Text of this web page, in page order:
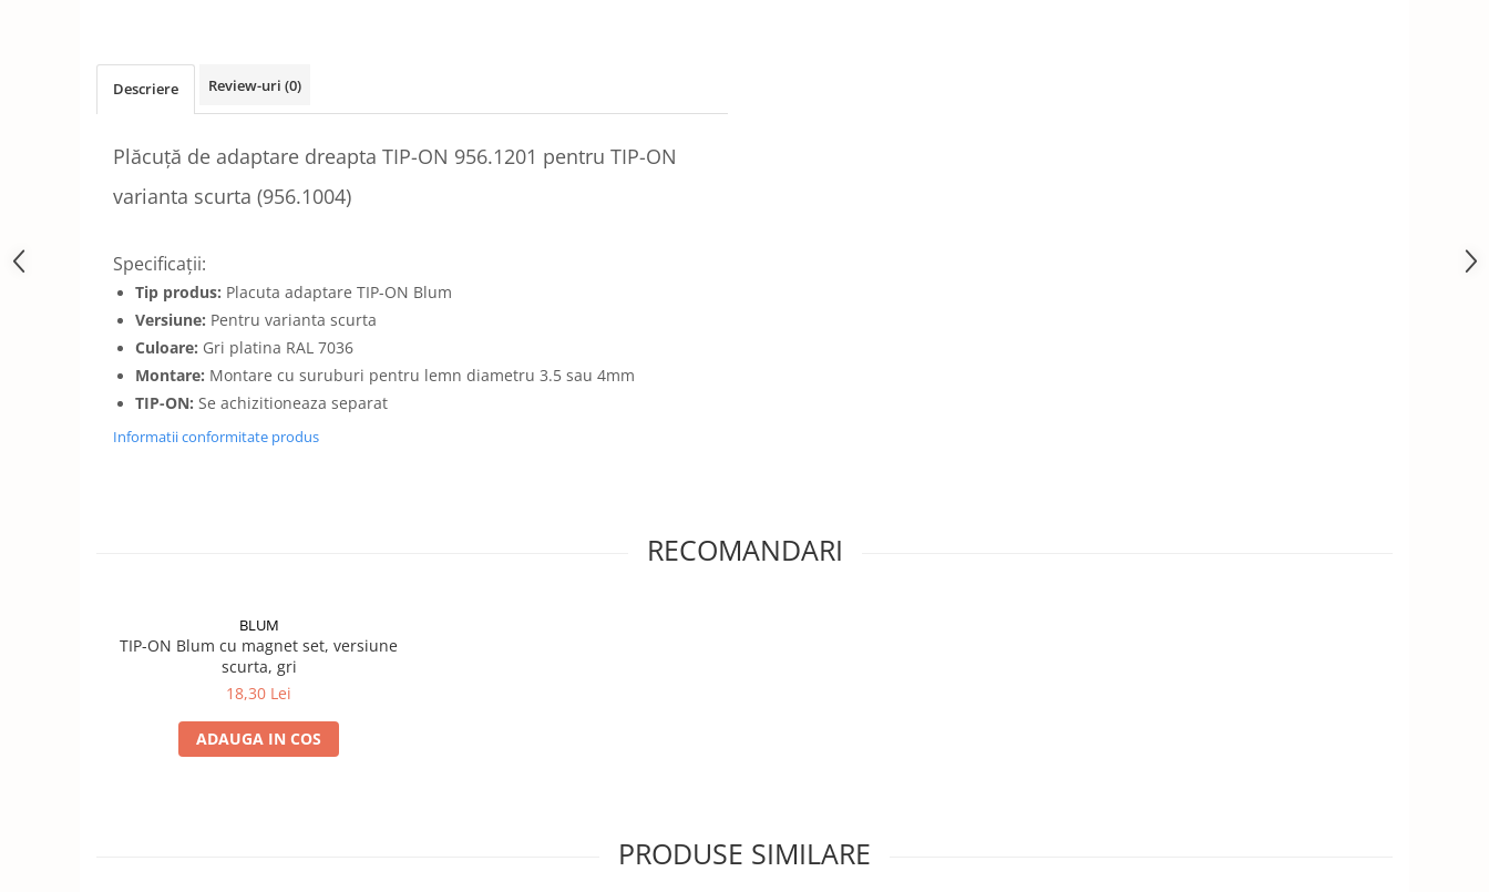
Descriere Review-uri (0)
Plăcuţă de adaptare dreapta TIP-ON 956.1201 pentru TIP-ON
varianta scurta (956.1004)
Specificații:
Tip produs: Placuta adaptare TIP-ON Blum
Versiune: Pentru varianta scurta
Culoare: Gri platina RAL 7036
Montare: Montare cu suruburi pentru lemn diametru 3.5 sau 4mm
TIP-ON: Se achizitioneaza separat
Informatii conformitate produs
RECOMANDARI
BLUM
TIP-ON Blum cu magnet set, versiune
scurta, gri
18,30 Lei
ADAUGA IN COS
PRODUSE SIMILARE